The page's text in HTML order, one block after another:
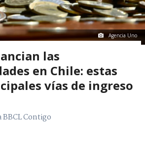
Agencia Uno
las
en Chile: estas
vías de ingreso
BBCL Contigo